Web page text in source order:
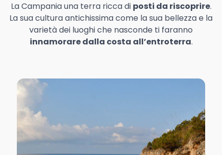
La Campania una terra ricca di posti da riscoprire.
La sua cultura antichissima come la sua bellezza e la
varietà dei luoghi che nasconde ti faranno
innamorare dalla costa all’entroterra.